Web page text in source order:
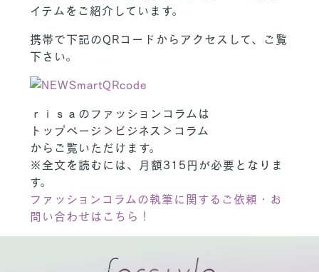
イテムをご紹介しています。
携帯で下記のQRコードからアクセスして、ご覧
下さい。
ｒｉｓａのファッションコラムは
トップページ＞ビジネス＞コラム
からご覧いただけます。
※全文を読むには、月額315円が必要となりま
す。
ファッションコラムの執筆に関するご依頼・お
問い合わせはこちら！